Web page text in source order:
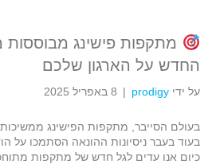
מתקפות פישינג מבוססות
החדש על הארגון שלכם
על ידי prodigy
| 8 באפריל 2025
בעולם הסייבר, מתקפות הפישינג
בעוד בעבר ניסיונות ההונאה הסתמכו על
כיום אנו עדים לגל חדש של מתקפות